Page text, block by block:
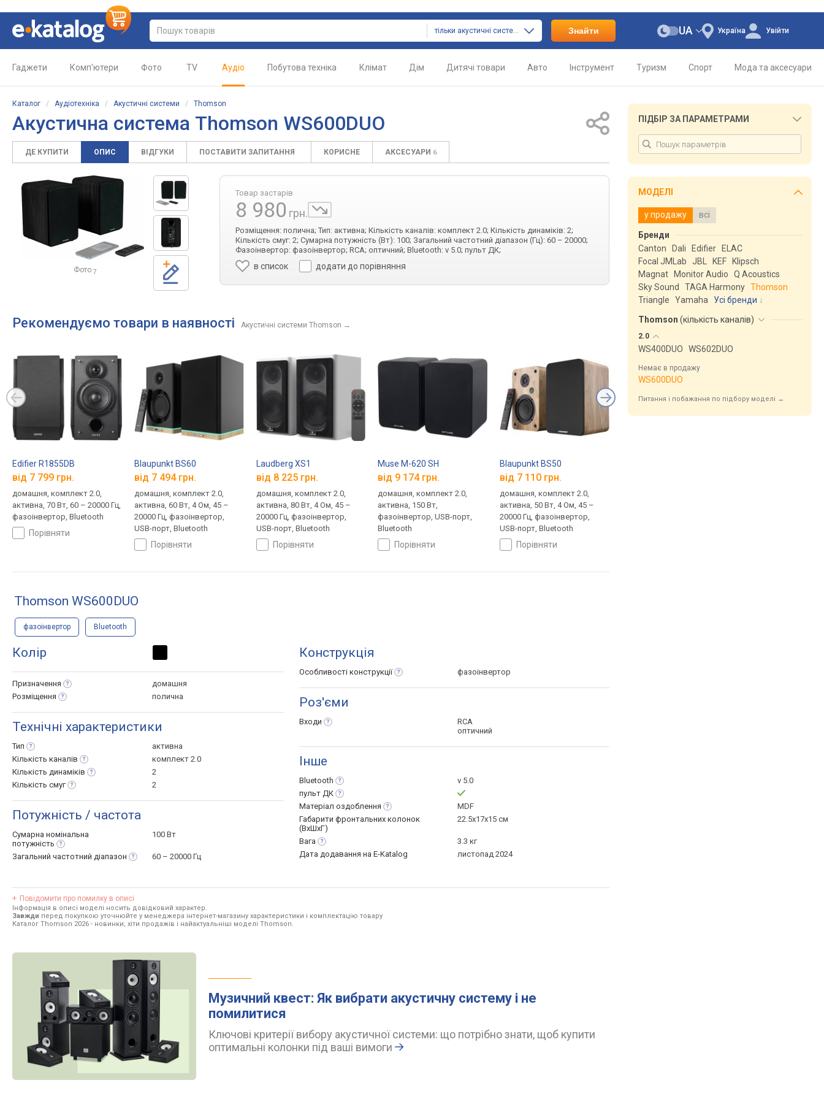
тільки акустичні системи Знайти Україна
UA Увійти
Гаджети Комп'ютери Фото TV Аудіо Побутова техніка Клімат Дім Дитячі товари Авто Інструмент Туризм Спорт Мода та аксесуари
Каталог / Аудіотехніка / Акустичні системи / Thomson
Акустична система Thomson WS600DUO
ДЕ КУПИТИ ОПИС ВІДГУКИ ПОСТАВИТИ ЗАПИТАННЯ КОРИСНЕ АКСЕСУАРИ 6
Фото 7
Товар застарів
8 980 грн.
Розміщення: полична; Тип: активна; Кількість каналів: комплект 2.0; Кількість динаміків: 2;
Кількість смуг: 2; Сумарна потужність (Вт): 100; Загальний частотний діапазон (Гц): 60 – 20000;
Фазоінвертор: фазоінвертор; RCA; оптичний; Bluetooth: v 5.0; пульт ДК;
в список додати до порівняння
Рекомендуємо товари в наявності Акустичні системи Thomson →
Edifier R1855DB
від 7 799 грн.
домашня, комплект 2.0,
активна, 70 Вт, 60 – 20000 Гц,
фазоінвертор, Bluetooth
порівняти
Blaupunkt BS60
від 7 494 грн.
домашня, комплект 2.0,
активна, 60 Вт, 4 Ом, 45 –
20000 Гц, фазоінвертор,
USB-порт, Bluetooth
порівняти
Laudberg XS1
від 8 225 грн.
домашня, комплект 2.0,
активна, 80 Вт, 4 Ом, 45 –
20000 Гц, фазоінвертор,
USB-порт, Bluetooth
порівняти
Muse M-620 SH
від 9 174 грн.
домашня, комплект 2.0,
активна, 150 Вт,
фазоінвертор, USB-порт,
Bluetooth
порівняти
Blaupunkt BS50
від 7 110 грн.
домашня, комплект 2.0,
активна, 50 Вт, 4 Ом, 45 –
20000 Гц, фазоінвертор,
USB-порт, Bluetooth
порівняти
Thomson WS600DUO
фазоінвертор Bluetooth
Колір
Призначення
домашня
Розміщення
полична
Технічні характеристики
Тип
активна
Кількість каналів
комплект 2.0
Кількість динаміків
2
Кількість смуг 2
Потужність / частота
Сумарна номінальна
потужність
100 Вт
Загальний частотний діапазон 60 – 20000 Гц
Конструкція
Особливості конструкції фазоінвертор
Роз'єми
Входи
RCA
оптичний
Інше
Bluetooth
v 5.0
пульт ДК
Матеріал оздоблення
MDF
Габарити фронтальних колонок
(ВхШхГ)
22.5x17x15 см
Вага
3.3 кг
Дата додавання на E-Katalog
листопад 2024
Повідомити про помилку в описі
Інформація в описі моделі носить довідковий характер.
Завжди перед покупкою уточнюйте у менеджера інтернет-магазину характеристики і комплектацію товару
Каталог Thomson 2026 - новинки, хіти продажів і найактуальніші моделі Thomson.
Музичний квест: Як вибрати акустичну систему і не
помилитися
Ключові критерії вибору акустичної системи: що потрібно знати, щоб купити
оптимальні колонки під ваші вимоги
ПІДБІР ЗА ПАРАМЕТРАМИ
МОДЕЛІ
у продажу всі
Бренди
Canton
Dali Edifier
ELAC
Focal JMLab
JBL KEF
Klipsch
Magnat
Monitor Audio
Q Acoustics
Sky Sound
TAGA Harmony Thomson
Triangle
Yamaha
Усі бренди
Thomson (кількість каналів)
2.0
WS400DUO WS602DUO
Немає в продажу
WS600DUO
Питання і побажання по підбору моделі →